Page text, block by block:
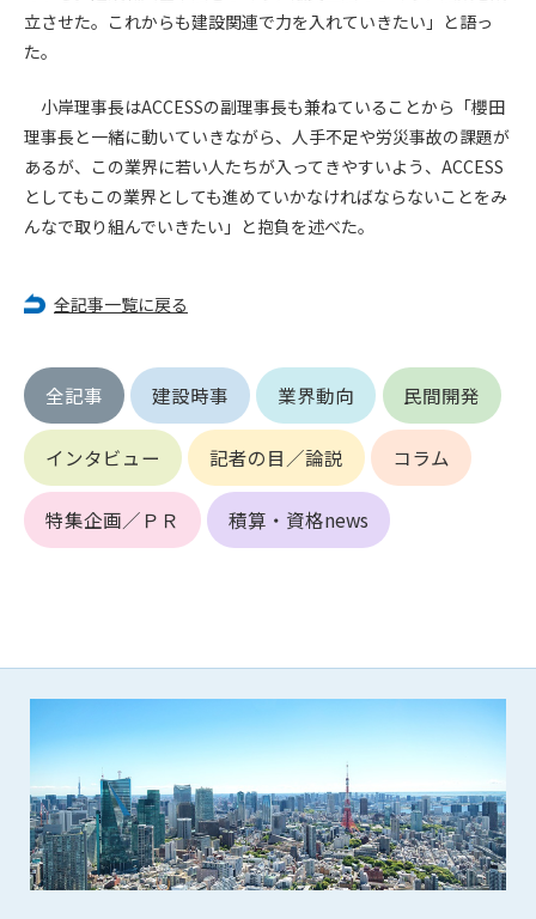
立させた。これからも建設関連で力を入れていきたい」と語っ
た。
小岸理事長はACCESSの副理事長も兼ねていることから「櫻田
理事長と一緒に動いていきながら、人手不足や労災事故の課題が
あるが、この業界に若い人たちが入ってきやすいよう、ACCESS
としてもこの業界としても進めていかなければならないことをみ
んなで取り組んでいきたい」と抱負を述べた。
全記事一覧に戻る
全記事 建設時事 業界動向 民間開発
インタビュー 記者の目／論説 コラム
特集企画／ＰＲ 積算・資格news
1. 管理者は前条により審査の結果、会員申込みをした者が以下
(1) 会員申し込みをした者が実在しなかった場合
(2) 本規約に違反した場合/li>
(3) 会員申し込みの際、申告事項に虚偽があった場合
(4) 会員申込者が管理者所定の手続き通りに会員申込手続き処
理を行わなかった場合
当することが判明した場合、会員資格を取り消すことがあり
第5条（IDおよびパスワードの管理）
1. 会員は申込の際に管理者が発行したIDおよびパスワードの使
用および管理について責任を負うものとします。
2. 会員は、自己のIDおよびパスワードを、貸与、譲渡、売買、
その他形態を問わず、第三者に利用させることはできませ
ん。
3. 会員は、IDおよびパスワードの管理不十分、使用上の過誤、
(1) 第三者または管理者の著作権、その他知的所有権を侵害す
る行為
(2) 第三者または管理者の財産、プライバシー等を侵害する行
為
(3) 第三者または管理者を誹謗中傷する行為
(4) 有害なコンピュータプログラム等を送信又は書き込む行為